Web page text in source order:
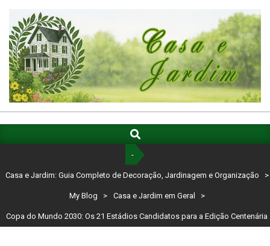
content
CASA
E
GUIA
COMPLETO
DE
Navigation
Search
-
Casa e Jardim: Guia Completo de Decoração, Jardinagem e Organização >
My Blog > Casa e Jardim em Geral >
Copa do Mundo 2030: Os 21 Estádios Candidatos para a Edição Centenária